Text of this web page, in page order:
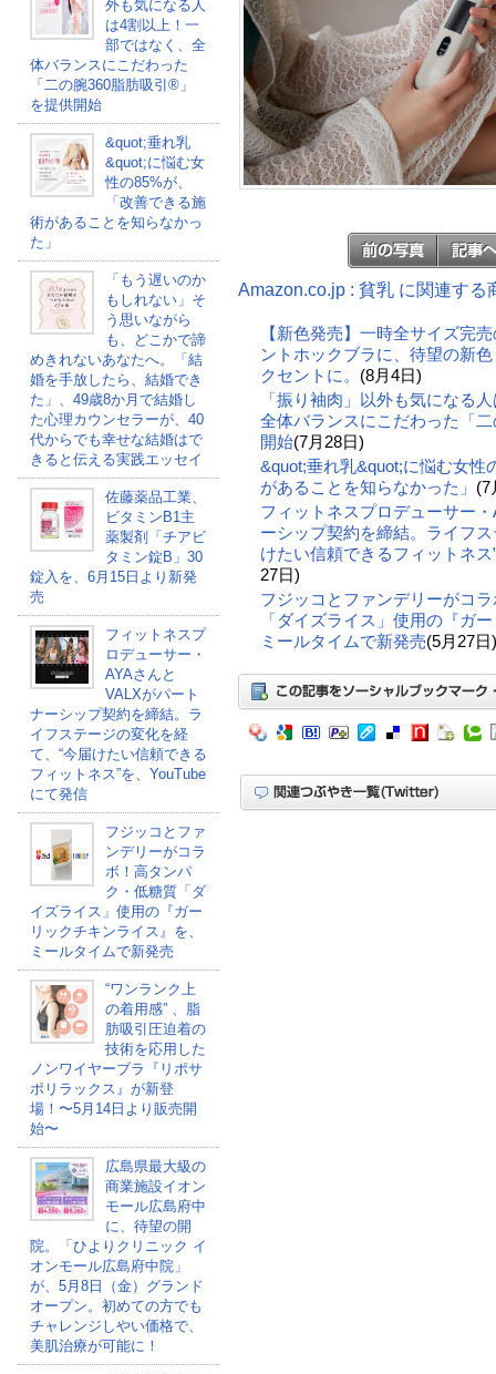
外も気になる人
は4割以上！一
部ではなく、全
体バランスにこだわった
「二の腕360脂肪吸引®」
を提供開始
&quot;垂れ乳
&quot;に悩む女
性の85%が、
「改善できる施
術があることを知らなかっ
た」
「もう遅いのか
もしれない」そ
う思いながら
も、どこかで諦
めきれないあなたへ。「結
婚を手放したら、結婚でき
た」、49歳8か月で結婚し
た心理カウンセラーが、40
代からでも幸せな結婚はで
きると伝える実践エッセイ
佐藤薬品工業、
ビタミンB1主
薬製剤「チアビ
タミン錠B」30
錠入を、6月15日より新発
売
フィットネスプ
ロデューサー・
AYAさんと
VALXがパート
ナーシップ契約を締結。ラ
イフステージの変化を経
て、“今届けたい信頼できる
フィットネス”を、YouTube
にて発信
フジッコとファ
ンデリーがコラ
ボ！高タンパ
ク・低糖質「ダ
イズライス」使用の『ガー
リックチキンライス』を、
ミールタイムで新発売
“ワンランク上
の着用感” 、脂
肪吸引圧迫着の
技術を応用した
ノンワイヤーブラ『リポサ
ポリラックス』が新登
場！〜5月14日より販売開
始〜
広島県最大級の
商業施設イオン
モール広島府中
に、待望の開
院。「ひよりクリニック イ
オンモール広島府中院」
が、5月8日（金）グランド
オープン。初めての方でも
チャレンジしやい価格で、
美肌治療が可能に！
Amazon.co.jp : 貧乳 に関連する
【新色発売】一時全サイズ完
ントホックブラに、待望の新
クセントに。 (8月4日)
「振り袖肉」以外も気になる
全体バランスにこだわった「
開始(7月28日)
&quot;垂れ乳&quot;に悩む女性
があることを知らなかった」 (7
フィットネスプロデューサー
ーシップ契約を締結。ライフ
けたい信頼できるフィットネス
27日)
フジッコとファンデリーがコ
「ダイズライス」使用の『ガ
ミールタイムで新発売(5月27日)